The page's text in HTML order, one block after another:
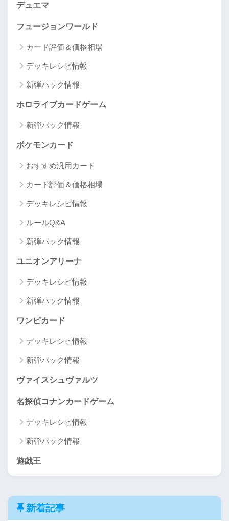
デュエマ
フュージョンワールド
カード評価＆価格相場
デッキレシピ情報
新弾パック情報
ホロライブカードゲーム
新弾パック情報
ポケモンカード
おすすめ汎用カード
カード評価＆価格相場
デッキレシピ情報
ルールQ&A
新弾パック情報
ユニオンアリーナ
デッキレシピ情報
新弾パック情報
ワンピカード
デッキレシピ情報
新弾パック情報
ヴァイスシュヴァルツ
名探偵コナンカードゲーム
デッキレシピ情報
新弾パック情報
遊戯王
新着記事